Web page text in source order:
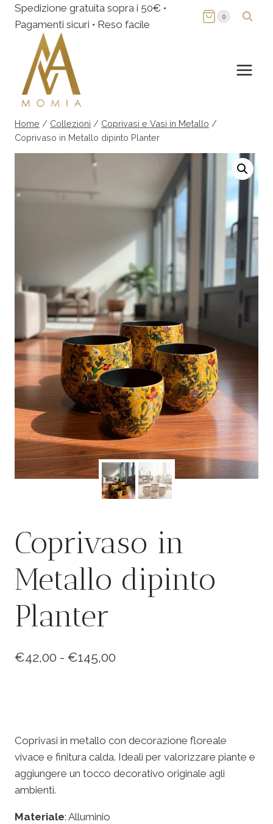
Salta
contenuto
Spedizione gratuita sopra i 50€ •
Pagamenti sicuri • Reso facile
0
Home / Collezioni / Coprivasi e Vasi in Metallo /
Coprivaso in Metallo dipinto Planter
Coprivaso in
Metallo dipinto
Planter
€42,00 - €145,00
€42,00
a
€145,00
Coprivasi in metallo con decorazione floreale
vivace e finitura calda. Ideali per valorizzare piante e
aggiungere un tocco decorativo originale agli
ambienti.
Materiale: Alluminio